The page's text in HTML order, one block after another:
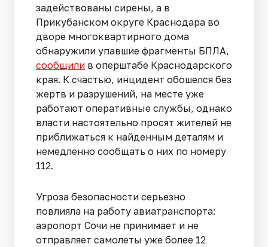
задействованы сирены, а в
Прикубанском округе Краснодара во
дворе многоквартирного дома
обнаружили упавшие фрагменты БПЛА,
сообщили в оперштабе Краснодарского
края. К счастью, инцидент обошелся без
жертв и разрушений, на месте уже
работают оперативные службы, однако
власти настоятельно просят жителей не
приближаться к найденным деталям и
немедленно сообщать о них по номеру
112.
Угроза безопасности серьезно
повлияла на работу авиатранспорта:
аэропорт Сочи не принимает и не
отправляет самолеты уже более 12